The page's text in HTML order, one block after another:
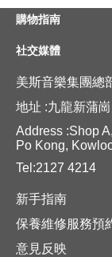
購物指南
社交媒體
美斯音樂集團總
地址 :九龍新蒲
Address :Shop
Po Kong,
Tel:2127 4214
新手指南
保養維修服務預
意見反映